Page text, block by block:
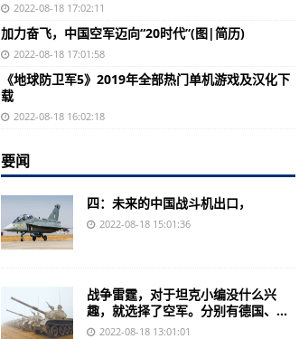
大陆网友笑劈叉:日后两岸统一压力最大的
英国为了建造航母不惜掏空国库，600亿
刘烨携手余男，影帝影后强强联合，共同
揭秘一下阿帕奇的神秘生产过程，你敢相信
真知回应中国建造几艘航母:不针对任何国
台军事专家:不用拦截飞弹是因爱国者导弹
中国M99半自动狙击步枪狙击步枪中国大
中国四代战机歼-20首次曝光头盔简洁但
军报：中华人民共和国的武装力量的任务
2022-08-18 17:02:11
加力奋飞，中国空军迈向“20时代”(图|简历)
2022-08-18 17:01:58
《地球防卫军5》2019年全部热门单机游戏及汉化下
载
2022-08-18 16:02:18
要闻
四：未来的中国战斗机出口，
2022-08-18 15:01:36
战争雷霆，对于坦克小编没什么兴
趣，就选择了空军。分别有德国、...
2022-08-18 13:01:01